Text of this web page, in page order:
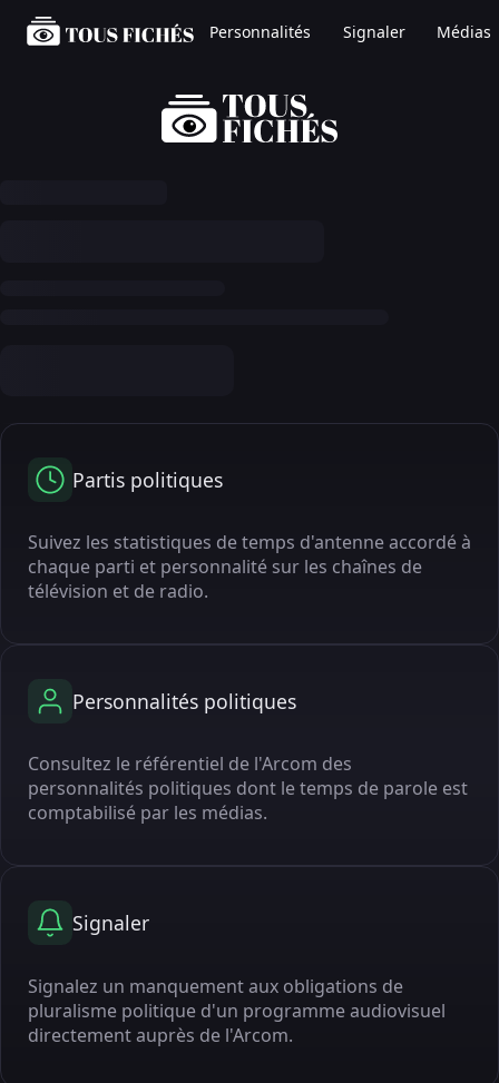
Personnalités Signaler Médias
Partis politiques
Suivez les statistiques de temps d'antenne accordé à
chaque parti et personnalité sur les chaînes de
télévision et de radio.
Personnalités politiques
Consultez le référentiel de l'Arcom des
personnalités politiques dont le temps de parole est
comptabilisé par les médias.
Signaler
Signalez un manquement aux obligations de
pluralisme politique d'un programme audiovisuel
directement auprès de l'Arcom.